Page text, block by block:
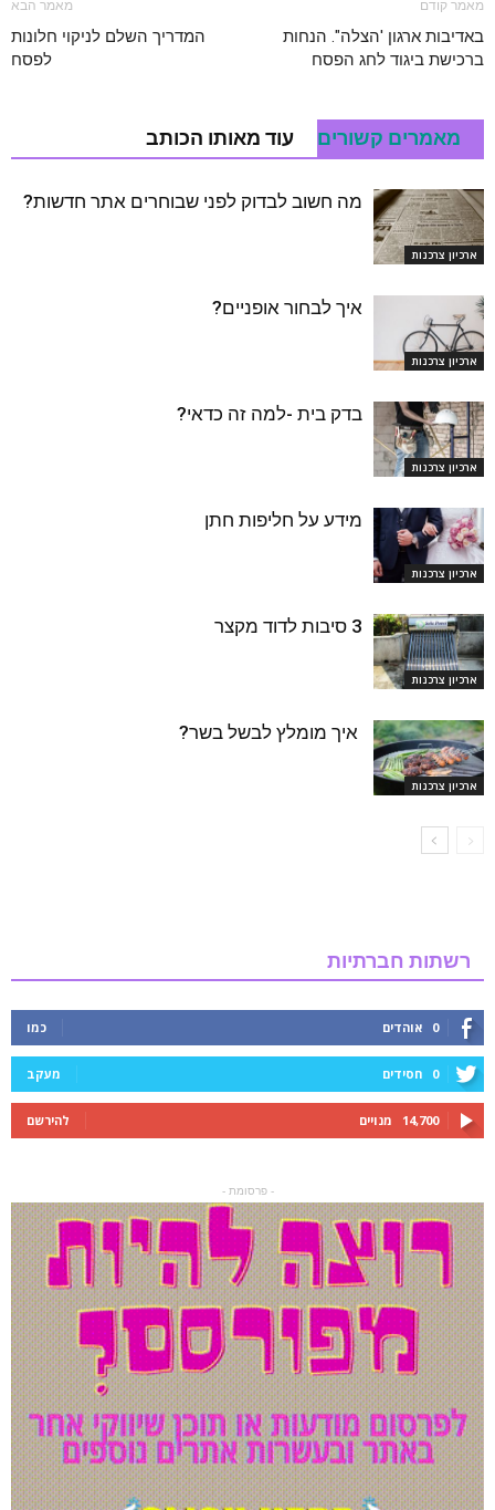
מאמר קודם
באדיבות ארגון 'הצלה". הנחות
ברכישת ביגוד לחג הפסח
מאמר הבא
המדריך השלם לניקוי חלונות
לפסח
מאמרים קשורים עוד מאותו הכותב
ארכיון צרכנות
מה חשוב לבדוק לפני שבוחרים אתר חדשות?
ארכיון צרכנות
איך לבחור אופניים?
ארכיון צרכנות
בדק בית -למה זה כדאי?
ארכיון צרכנות
מידע על חליפות חתן
ארכיון צרכנות
3 סיבות לדוד מקצר
ארכיון צרכנות
איך מומלץ לבשל בשר?
רשתות חברתיות
0 אוהדים כמו
0 חסידים מעקב
14,700 מנויים להירשם
- פרסומת -